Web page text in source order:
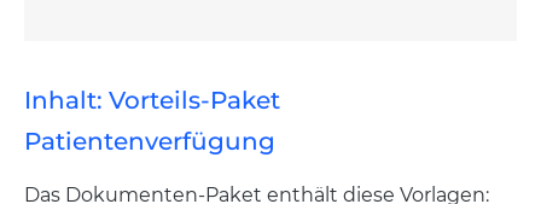
Inhalt: Vorteils-Paket
Patientenverfügung
Das Dokumenten-Paket enthält diese Vorlagen: